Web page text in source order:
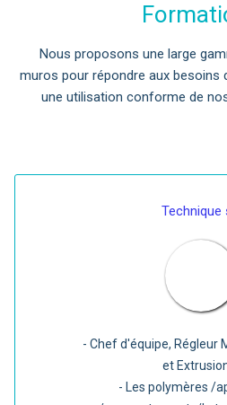
Nous proposons une large
muros pour répondre aux
une utilisation conforme de
- Chef d'équipe, Régleur
et
- Les polymères /